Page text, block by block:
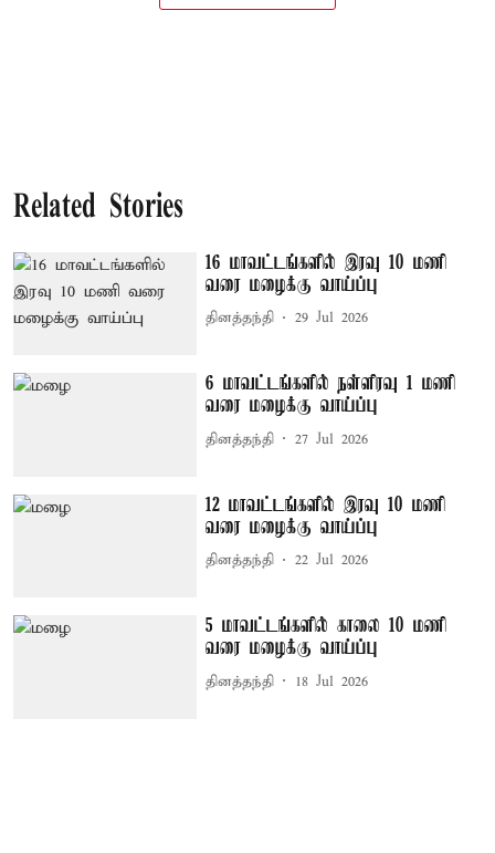
Related Stories
16 மாவட்டங்களில் இரவு 10 மணி
வரை மழைக்கு வாய்ப்பு
தினத்தந்தி 29 Jul 2026
6 மாவட்டங்களில் நள்ளிரவு 1 மணி
வரை மழைக்கு வாய்ப்பு
தினத்தந்தி 27 Jul 2026
12 மாவட்டங்களில் இரவு 10 மணி
வரை மழைக்கு வாய்ப்பு
தினத்தந்தி 22 Jul 2026
5 மாவட்டங்களில் காலை 10 மணி
வரை மழைக்கு வாய்ப்பு
தினத்தந்தி 18 Jul 2026